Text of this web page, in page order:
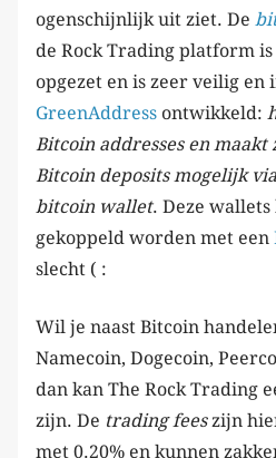
ogenschijnlijk uit ziet. De
de Rock Trading platform is
opgezet en is zeer veilig
GreenAddress ontwikkeld:
Bitcoin addresses en
Bitcoin deposits mogelijk
bitcoin wallet. Deze
gekoppeld worden met een
slecht ( :
Wil je naast Bitcoin
Namecoin, Dogecoin,
dan kan The Rock Trading
zijn. De trading feeszijn
met 0.20% en kunnen